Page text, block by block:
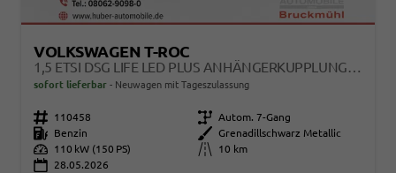
VOLKSWAGEN T-ROC
1,5 ETSI DSG LIFE LED PLUS ANHÄNGERKUPPLUNG NAVIGATION DIGITAL PRO SITZHEIZUNG BEHEIZTES LENKRAD 17 ZOLL ALU 5J GARANTIE
sofort lieferbar Neuwagen mit Tageszulassung
Fahrzeugnr. 110458 Getriebe Autom. 7-Gang
Kraftstoff
Benzin Außenfarbe
Grenadillschwarz Metallic
Leistung
110 kW (150 PS) Kilometerstand
10 km
28.05.2026